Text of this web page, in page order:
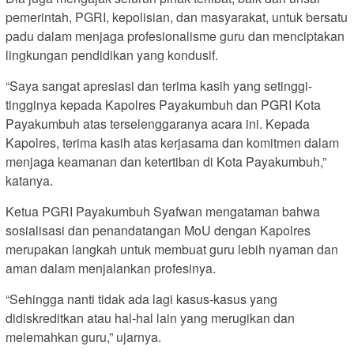
pemerintah, PGRI, kepolisian, dan masyarakat, untuk bersatu
padu dalam menjaga profesionalisme guru dan menciptakan
lingkungan pendidikan yang kondusif.
“Saya sangat apresiasi dan terima kasih yang setinggi-
tingginya kepada Kapolres Payakumbuh dan PGRI Kota
Payakumbuh atas terselenggaranya acara ini. Kepada
Kapolres, terima kasih atas kerjasama dan komitmen dalam
menjaga keamanan dan ketertiban di Kota Payakumbuh,”
katanya.
Ketua PGRI Payakumbuh Syafwan mengataman bahwa
sosialisasi dan penandatangan MoU dengan Kapolres
merupakan langkah untuk membuat guru lebih nyaman dan
aman dalam menjalankan profesinya.
“Sehingga nanti tidak ada lagi kasus-kasus yang
didiskreditkan atau hal-hal lain yang merugikan dan
melemahkan guru,” ujarnya.